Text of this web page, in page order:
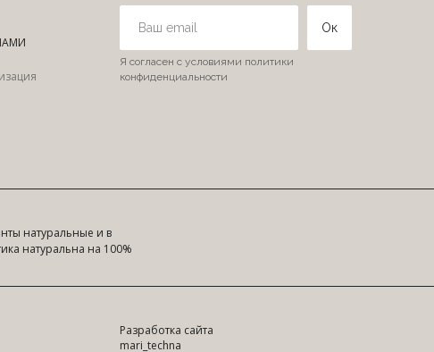
Разработка сайта
mari_techna
натуральные и в
натуральна на 100%
Ок
Я согласен с условиями политики
конфиденциальности